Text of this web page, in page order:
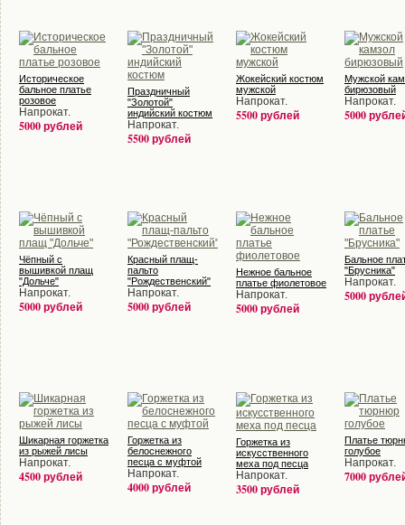
Историческое
бальное платье
розовое
Напрокат.
5000 рублей
Праздничный
"Золотой"
индийский костюм
Напрокат.
5500 рублей
Жокейский костюм
мужской
Напрокат.
5500 рублей
Мужской
бирюзовый
Напрокат.
5000
Чёпный с
вышивкой плащ
"Дольче"
Напрокат.
5000 рублей
Красный плащ-
пальто
"Рождественский"
Напрокат.
5000 рублей
Нежное бальное
платье фиолетовое
Напрокат.
5000 рублей
Бальное
"Брусника"
Напрокат.
5000
Шикарная горжетка
из рыжей лисы
Напрокат.
4500 рублей
Горжетка из
белоснежного
песца с муфтой
Напрокат.
4000 рублей
Горжетка из
искусственного
меха под песца
Напрокат.
3500 рублей
Платье
голубое
Напрокат.
7000